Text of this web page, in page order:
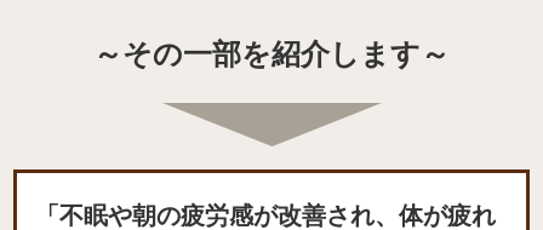
～その一部を紹介します～
「不眠や朝の疲労感が改善され、体が疲れ